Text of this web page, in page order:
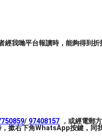
經我哋平台報讀時，能夠得到
/ 97408157 ，或經電郵
，撳右下角WhatsApp按鍵，